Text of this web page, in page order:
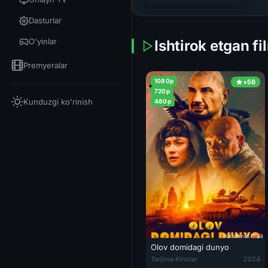
Dasturlar
O'yinlar
Premyeralar
Kunduzgi ko'rinish
Ishtirok etgan
+56
1080p
720p
480p
Olov domidagi dunyo
Olov domidagi dunyo / Olov
Tarjima Kinolar 2024